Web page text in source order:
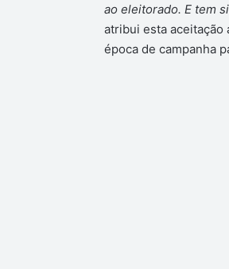
ao eleitorado. E tem
atribui esta aceitação
época de campanha